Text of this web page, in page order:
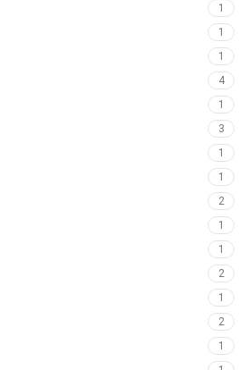
1
1
1
4
1
3
1
1
2
1
1
2
1
2
1